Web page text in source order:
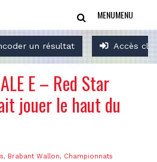
un résultat Accès
MENUMENU
E – Red Star
jouer le haut du
, Brabant Wallon, Championnats